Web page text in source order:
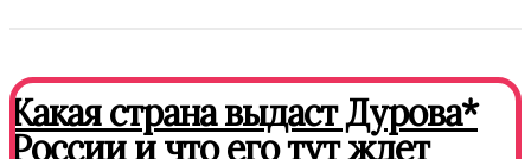
Какая страна выдаст Дурова*
России и что его тут ждет